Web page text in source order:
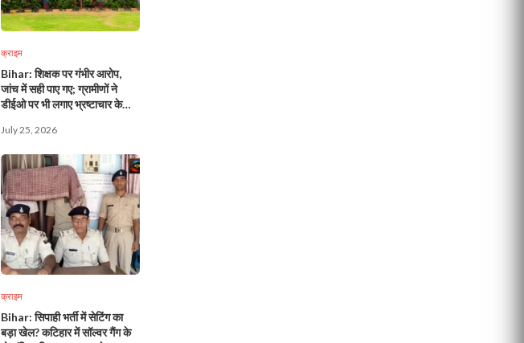
क्राइम
Bihar: शिक्षक पर गंभीर आरोप,
जांच में सही पाए गए; ग्रामीणों ने
डीईओ पर भी लगाए भ्रष्टाचार के
July 25, 2026
क्राइम
Bihar: सिपाही भर्ती में सेटिंग का
बड़ा खेल? कटिहार में सॉल्वर गैंग के